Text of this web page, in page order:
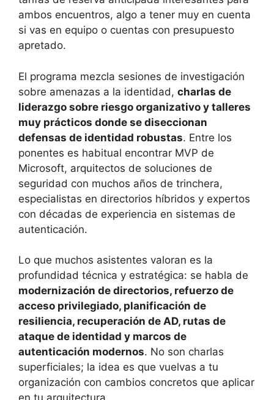
ambos encuentros, algo a tener muy en cuenta
si vas en equipo o cuentas con presupuesto
apretado.
El programa mezcla sesiones de investigación
sobre amenazas a la identidad, charlas de
liderazgo sobre riesgo organizativo y talleres
muy prácticos donde se diseccionan
defensas de identidad robustas. Entre los
ponentes es habitual encontrar MVP de
Microsoft, arquitectos de soluciones de
seguridad con muchos años de trinchera,
especialistas en directorios híbridos y expertos
con décadas de experiencia en sistemas de
autenticación.
Lo que muchos asistentes valoran es la
profundidad técnica y estratégica: se habla de
modernización de directorios, refuerzo de
acceso privilegiado, planificación de
resiliencia, recuperación de AD, rutas de
ataque de identidad y marcos de
autenticación modernos. No son charlas
superficiales; la idea es que vuelvas a tu
organización con cambios concretos que aplicar